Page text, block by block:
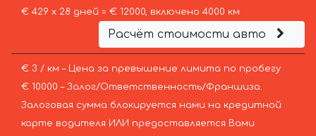
€ 429 х 28 дней = € 12000, включено 4000 км
Расчёт стоимости авто
€ 3 / км – Цена за превышение лимита по пробегу
€ 10000 – Залог/Ответственность/Франшиза.
Залоговая сумма блокируется нами на кредитной
карте водителя ИЛИ предоставляется Вами